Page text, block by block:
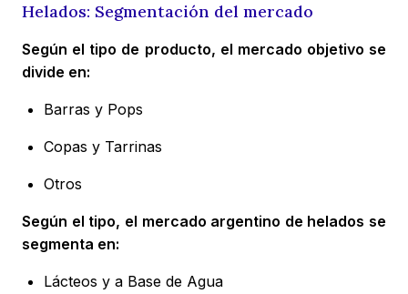
Helados: Segmentación del mercado
Según el tipo de producto, el mercado objetivo se
divide en:
Barras y Pops
Copas y Tarrinas
Otros
Según el tipo, el mercado argentino de helados se
segmenta en:
Lácteos y a Base de Agua